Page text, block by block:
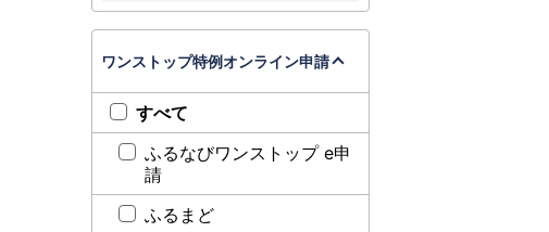
ワンストップ特例オンライン申請
すべて
ふるなびワンストップ e申
請
ふるまど